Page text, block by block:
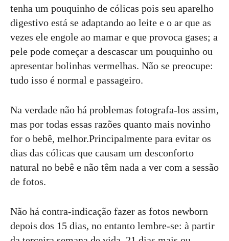
tenha um pouquinho de cólicas pois seu aparelho
digestivo está se adaptando ao leite e o ar que as
vezes ele engole ao mamar e que provoca gases; a
pele pode começar a descascar um pouquinho ou
apresentar bolinhas vermelhas. Não se preocupe:
tudo isso é normal e passageiro.
Na verdade não há problemas fotografa-los assim,
mas por todas essas razões quanto mais novinho
for o bebê, melhor.Principalmente para evitar os
dias das cólicas que causam um desconforto
natural no bebê e não têm nada a ver com a sessão
de fotos.
Não há contra-indicação fazer as fotos newborn
depois dos 15 dias, no entanto lembre-se: à partir